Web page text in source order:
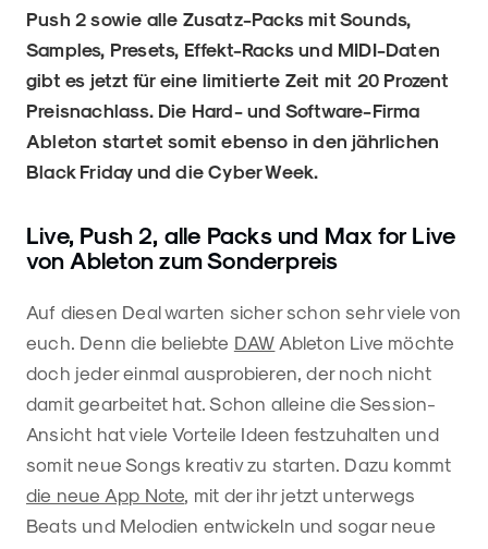
Push 2 sowie alle Zusatz-Packs mit Sounds,
Samples, Presets, Effekt-Racks und MIDI-Daten
gibt es jetzt für eine limitierte Zeit mit 20 Prozent
Preisnachlass. Die Hard- und Software-Firma
Ableton startet somit ebenso in den jährlichen
Black Friday und die Cyber Week.
Live, Push 2, alle Packs und Max for Live
von Ableton zum Sonderpreis
Auf diesen Deal warten sicher schon sehr viele von
euch. Denn die beliebte DAW Ableton Live möchte
doch jeder einmal ausprobieren, der noch nicht
damit gearbeitet hat. Schon alleine die Session-
Ansicht hat viele Vorteile Ideen festzuhalten und
somit neue Songs kreativ zu starten. Dazu kommt
die neue App Note , mit der ihr jetzt unterwegs
Beats und Melodien entwickeln und sogar neue